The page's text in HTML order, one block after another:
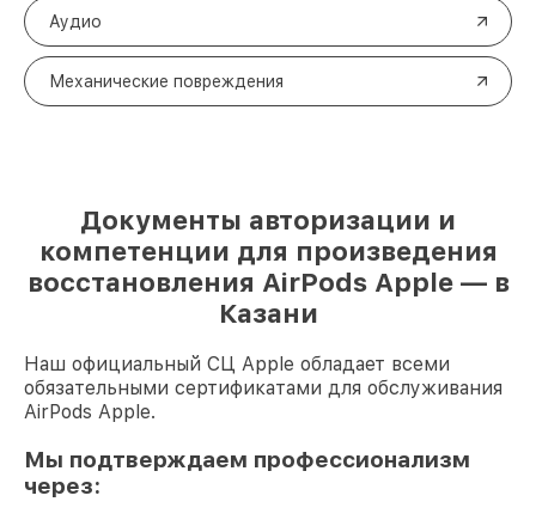
Аудио
Механические повреждения
Документы авторизации и
компетенции для произведения
восстановления AirPods Apple — в
Казани
Наш официальный СЦ Apple обладает всеми
обязательными сертификатами для обслуживания
AirPods Apple.
Мы подтверждаем профессионализм
через: